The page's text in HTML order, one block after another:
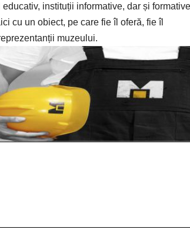
instituții informative, dar și
cu un obiect, pe care fie îl oferă, fie îl
muzeului.